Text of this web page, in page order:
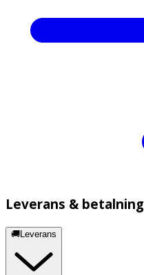
Leverans & betalning
🚚Leverans